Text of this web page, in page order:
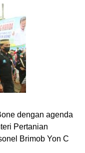
dengan agenda
Pertanian
Brimob Yon C